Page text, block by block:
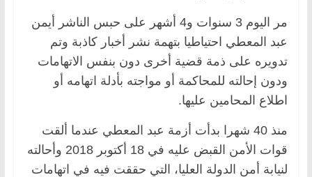
مر اليوم 3 سنوات و4 أشهر على حبس الناشر أيمن
عبد المعطي احتياطيا بتهمة نشر أخبار كاذبة وتم
تدويره على ذمة قضية أخرى دون بنفس الاتهامات
ودون إحالته للمحاكمة أو مواجته بأدلة اتهامه أو
اطلاع المحامين عليها.
منذ 40 شهرا بدأت أزمة عبد المعطي عندما ألقت
قوات الأمن القبض عليه في 18 أكتوبر 2018 وأحالته
لنيابة أمن الدولة العليا، التي حققت فيه في اتهامات